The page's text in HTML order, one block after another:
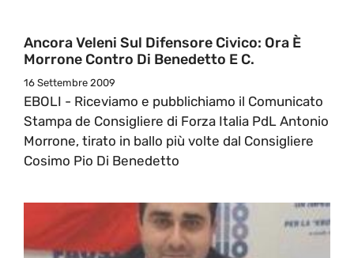
Ancora Veleni Sul Difensore Civico: Ora È
Morrone Contro Di Benedetto E C.
16 Settembre 2009
EBOLI - Riceviamo e pubblichiamo il Comunicato
Stampa de Consigliere di Forza Italia PdL Antonio
Morrone, tirato in ballo più volte dal Consigliere
Cosimo Pio Di Benedetto